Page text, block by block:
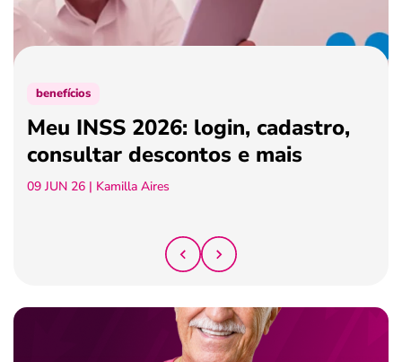
benefícios
Meu INSS 2026: login, cadastro,
consultar descontos e mais
09 JUN 26 | Kamilla Aires